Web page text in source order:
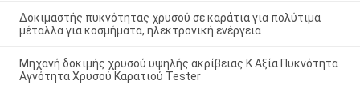
Δοκιμαστής πυκνότητας χρυσού σε καράτια για πολύτιμα
μέταλλα για κοσμήματα, ηλεκτρονική ενέργεια
Μηχανή δοκιμής χρυσού υψηλής ακρίβειας K Αξία Πυκνότητα
Αγνότητα Χρυσού Καρατιού Tester